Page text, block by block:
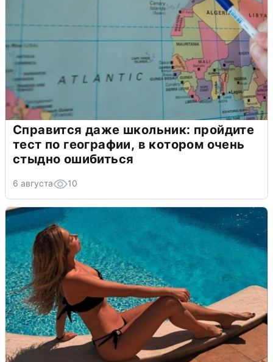
Справится даже школьник: пройдите
тест по географии, в котором очень
стыдно ошибиться
6 августа 10